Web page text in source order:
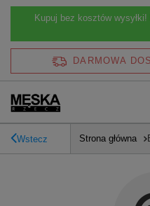
Kupuj bez kosztów
DARMOWA
Wstecz Strona główna